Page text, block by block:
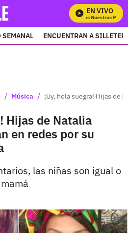
EN VIVO
Mira Todos Nuestros
SEMANAL ENCUENTRAN A
/ Música / ¡Uy, hola suegra! Hijas de
Hijas de Natalia
en redes por su
las niñas son igual o